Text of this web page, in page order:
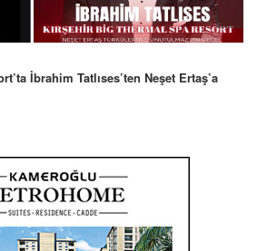
İbrahim Tatlıses’ten Neşet Ertaş’a